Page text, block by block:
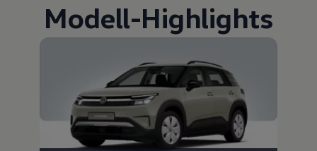
Modell-Highlights